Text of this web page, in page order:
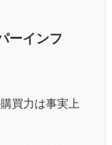
ーインフ
買力は事実上